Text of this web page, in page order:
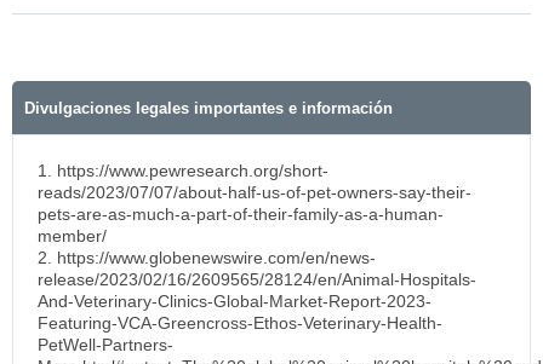
Divulgaciones legales importantes e información
1. https://www.pewresearch.org/short-
reads/2023/07/07/about-half-us-of-pet-owners-say-their-
pets-are-as-much-a-part-of-their-family-as-a-human-
member/
2. https://www.globenewswire.com/en/news-
release/2023/02/16/2609565/28124/en/Animal-Hospitals-
And-Veterinary-Clinics-Global-Market-Report-2023-
Featuring-VCA-Greencross-Ethos-Veterinary-Health-
PetWell-Partners-